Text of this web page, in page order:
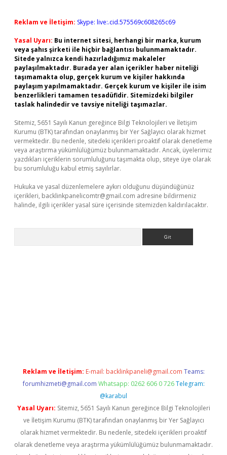
Reklam ve İletişim: Skype: live:.cid.575569c608265c69
Yasal Uyarı: Bu internet sitesi, herhangi bir marka, kurum
veya şahıs şirketi ile hiçbir bağlantısı bulunmamaktadır.
Sitede yalnızca kendi hazırladığımız makaleler
paylaşılmaktadır. Burada yer alan içerikler haber niteliği
taşımamakta olup, gerçek kurum ve kişiler hakkında
paylaşım yapılmamaktadır. Gerçek kurum ve kişiler ile isim
benzerlikleri tamamen tesadüfidir. Sitemizdeki bilgiler
taslak halindedir ve tavsiye niteliği taşımazlar.
Sitemiz, 5651 Sayılı Kanun gereğince Bilgi Teknolojileri ve İletişim
Kurumu (BTK) tarafından onaylanmış bir Yer Sağlayıcı olarak hizmet
vermektedir. Bu nedenle, sitedeki içerikleri proaktif olarak denetleme
veya araştırma yükümlülüğümüz bulunmamaktadır. Ancak, üyelerimiz
yazdıkları içeriklerin sorumluluğunu taşımakta olup, siteye üye olarak
bu sorumluluğu kabul etmiş sayılırlar.
Hukuka ve yasal düzenlemelere aykırı olduğunu düşündüğünüz
içerikleri, backlinkpanelicomtr@gmail.com adresine bildirmeniz
halinde, ilgili içerikler yasal süre içerisinde sitemizden kaldırılacaktır.
Reklam ve İletişim: E-mail: backlinkpaneli@gmail.com Teams:
forumhizmeti@gmail.com Whatsapp: 0262 606 0 726 Telegram:
@karabul
Yasal Uyarı: Sitemiz, 5651 Sayılı Kanun gereğince Bilgi Teknolojileri
ve İletişim Kurumu (BTK) tarafından onaylanmış bir Yer Sağlayıcı
olarak hizmet vermektedir. Bu nedenle, sitedeki içerikleri proaktif
olarak denetleme veya araştırma yükümlülüğümüz bulunmamaktadır.